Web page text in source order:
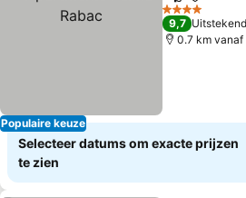
Populaire keuze
4 Sterren
9,7 Uitstekend
0.7 km vanaf
Selecteer datums om exacte prijzen
te zien